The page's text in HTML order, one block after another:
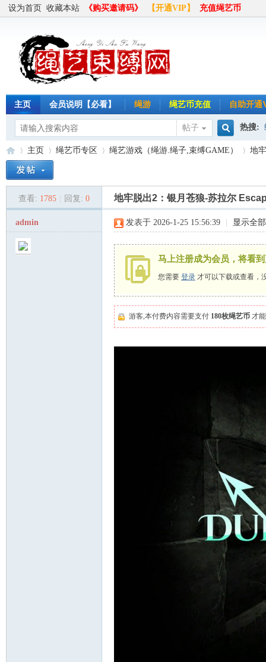
设为首页 收藏本站 《购买邀请码》 【开通VIP】 充值绳艺币
主页 会员说明【必看】 绳游 绳艺币充值 自助开通
帖子
搜
索
热搜:
半岛
»
主页
›
绳艺币专区 绳艺游戏（绳游.绳子,束缚GAME）
›
地
查看: 1785 回复: 0 地牢脱出2：银月苍狼-苏拉尔
admin 发表于 2026-1-25 15:56:39 显示全
马上注册成为会员，将看
您需要 登录 才可以下载或查看，
游客,本付费内容需要支付 180枚绳艺币 才